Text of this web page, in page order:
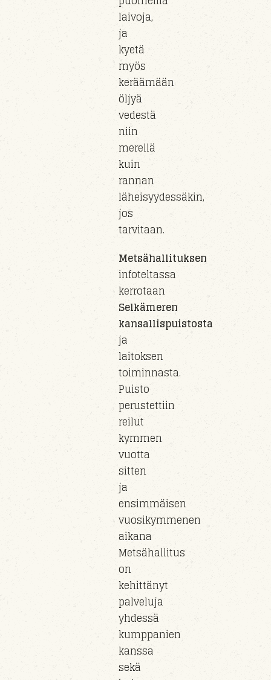
laivoja,
ja
kyetä
myös
keräämään
öljyä
vedestä
niin
merellä
kuin
rannan
läheisyydessäkin,
jos
tarvitaan.
Metsähallituksen
infoteltassa
kerrotaan
Selkämeren
kansallispuistosta
ja
laitoksen
toiminnasta.
Puisto
perustettiin
reilut
kymmen
vuotta
sitten
ja
ensimmäisen
vuosikymmenen
aikana
Metsähallitus
on
kehittänyt
palveluja
yhdessä
kumppanien
kanssa
sekä